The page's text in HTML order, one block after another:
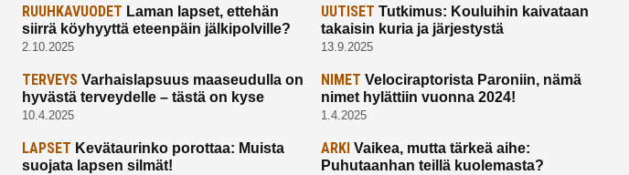
RUUHKAVUODET Laman lapset, ettehän
siirrä köyhyyttä eteenpäin jälkipolville?
2.10.2025
UUTISET Tutkimus: Kouluihin kaivataan
takaisin kuria ja järjestystä
13.9.2025
TERVEYSVarhaislapsuus maaseudulla on
hyvästä terveydelle – tästä on kyse
10.4.2025
NIMET Velociraptorista Paroniin, nämä
nimet hylättiin vuonna 2024!
1.4.2025
LAPSET Kevätaurinko porottaa: Muista
suojata lapsen silmät!
ARKI Vaikea, mutta tärkeä aihe:
Puhutaanhan teillä kuolemasta?